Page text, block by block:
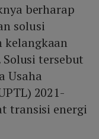
berharap
solusi
kelangkaan
tersebut
Usaha
2021-
transisi energi